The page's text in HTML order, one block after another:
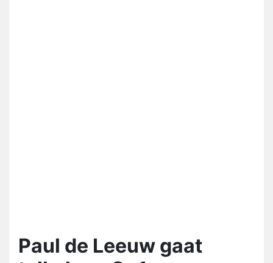
Paul de Leeuw gaat